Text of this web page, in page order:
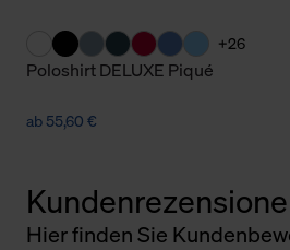
+26
Poloshirt DELUXE Piqué
ab 55,60 €
Hier finden Sie